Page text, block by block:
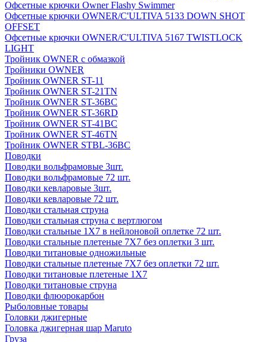
Офсетные крючки Owner Flashy Swimmer
Офсетные крючки OWNER/C'ULTIVA 5133 DOWN SHOT
OFFSET
Офсетные крючки OWNER/C'ULTIVA 5167 TWISTLOCK
LIGHT
Тройник OWNER с обмазкой
Тройники OWNER
Тройник OWNER ST-11
Тройник OWNER ST-21TN
Тройник OWNER ST-36BC
Тройник OWNER ST-36RD
Тройник OWNER ST-41BC
Тройник OWNER ST-46TN
Тройник OWNER STBL-36BC
Поводки
Поводки вольфрамовые 3шт.
Поводки вольфрамовые 72 шт.
Поводки кевларовые 3шт.
Поводки кевларовые 72 шт.
Поводки стальная струна
Поводки стальная струна с вертлюгом
Поводки стальные 1X7 в нейлоновой оплетке 72 шт.
Поводки стальные плетеные 7X7 без оплетки 3 шт.
Поводки титановые одножильные
Поводки стальные плетеные 7X7 без оплетки 72 шт.
Поводки титановые плетеные 1X7
Поводки титановые струна
Поводки флюорокарбон
Рыболовные товары
Головки джигерные
Головка джигерная шар Maruto
Груза